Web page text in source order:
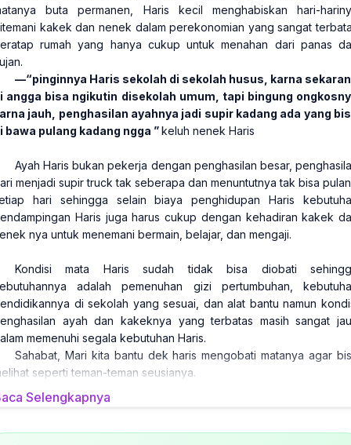
buta permanen, Haris kecil menghabiskan hari-
kakek dan nenek dalam perekonomian yang sangat
rumah yang hanya cukup untuk menahan dari panas
—“pinginnya Haris sekolah di sekolah husus, karna
angga bisa ngikutin disekolah umum, tapi bingung
jauh, penghasilan ayahnya jadi supir kadang ada yang
bawa pulang kadang ngga ”keluh nenek Haris
Ayah Haris bukan pekerja dengan penghasilan besar,
menjadi supir truck tak seberapa dan menuntutnya tak bisa
hari sehingga selain biaya penghidupan Haris
Haris juga harus cukup dengan kehadiran kakek
nya untuk menemani bermain, belajar, dan mengaji.
Kondisi mata Haris sudah tidak bisa diobati
adalah pemenuhan gizi pertumbuhan,
di sekolah yang sesuai, dan alat bantu namun
ayah dan kakeknya yang terbatas masih sangat
memenuhi segala kebutuhan Haris.
Sahabat, Mari kita bantu dek haris mengobati matanya agar
seperti teman-teman seusianya.
Selengkapnya